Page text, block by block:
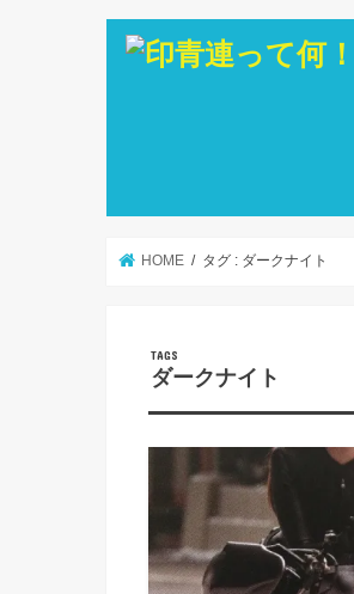
HOME タグ : ダークナイト
ダークナイト